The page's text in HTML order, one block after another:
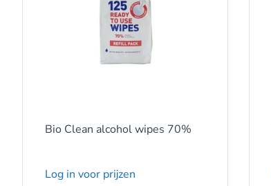
Bio Clean alcohol wipes 70%
Log in voor prijzen